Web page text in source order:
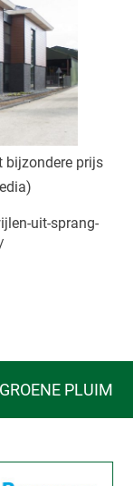
bijzondere prijs
uit-sprang-
PLUIM